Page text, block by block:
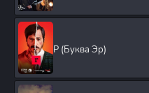
Р (Буква Эр)